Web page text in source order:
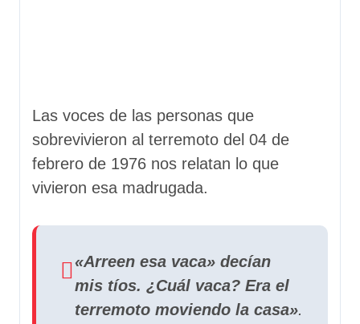
Las voces de las personas que
sobrevivieron al terremoto del 04 de
febrero de 1976 nos relatan lo que
vivieron esa madrugada.
«Arreen esa vaca» decían
mis tíos. ¿Cuál vaca? Era el
terremoto moviendo la casa».